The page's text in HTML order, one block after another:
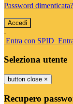
Password dimenticata?
-
Entra con SPID
Seleziona utente
button close ×
Recupero